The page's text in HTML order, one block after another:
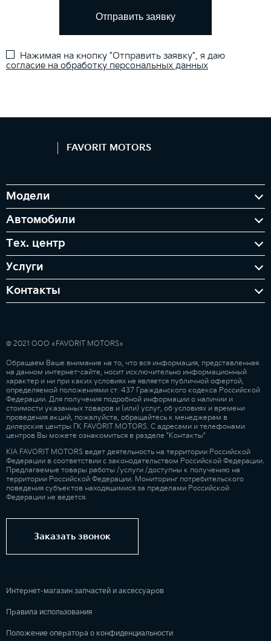
Отправить заявку
Нажимая на кнопку "Отправить заявку", я даю
согласие на обработку персональных данных
FAVORIT MOTORS
Модели
Автомобили
Тех. центр
Услуги
Контакты
© 2021 ООО «FAVORIT MOTORS»
Обращаем Ваше внимание на то, что вся информация, представленная
на данном интернет-сайте, носит исключительно информационный
характер и ни при каких условиях не является публичной офертой,
определяемой положениями ст. 437 Гражданского кодекса Российской
Федерации. Для получения подробной информации о наличии и
стоимости указанных товаров и (или) услуг, об условиях и времени
проведения акций, пожалуйста, обращайтесь к менеджерам в
дилерские центры ГК FAVORIT MOTORS. С адресами и телефонами
центров Вы можете ознакомиться в разделе "Контакты"
KIA FAVORIT MOTORS ведет деятельность на территории Российской
Федерации в соответствии с законодательством Российской Федерации.
Предлагаемые товары работы /услуги /доступны к получению на
территории Российской Федерации. Мониторинг потребительского
поведения субъектов находящимися за пределами Российской
Федерации не ведется.
Заказать звонок
Интернет-магазин запчастей и аксессуаров
Правила использования
Положение оператора о конфиденциальности